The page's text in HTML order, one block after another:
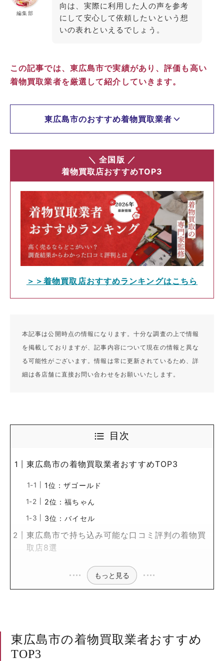
編集部
向は、実際に利用した人の声を参考
にして安心して依頼したいという想
いの表れといえるでしょう。
この記事では、東広島市で実績があり、評価も高い
着物買取業者を厳選して紹介していきます。
東広島市のおすすめ着物買取業者
＼ 全国版 ／
着物買取店おすすめTOP3
＞＞着物買取店おすすめランキングはこちら
本記事は公開時点の情報になります。十分な調査の上で情報
を掲載しておりますが、記事内容について現在の情報と異な
る可能性がございます。情報は常に更新されているため、詳
細は各店舗に直接お問い合わせをお願いいたします。
目次
東広島市の着物買取業者おすすめTOP3
1位：ザゴールド
2位：福ちゃん
3位：バイセル
東広島市で持ち込み可能な口コミ評判の着物買
取店8選
もっと見る
東広島市の着物買取業者おすすめ
TOP3